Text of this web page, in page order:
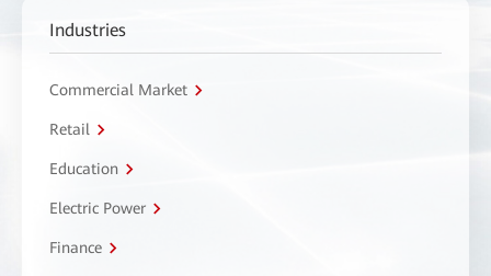
Industries
Commercial Market
Retail
Education
Electric Power
Finance